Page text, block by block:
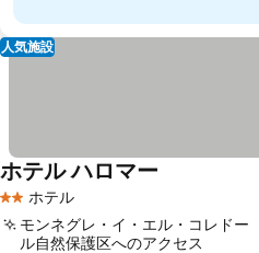
人気施設
2 ホテルのランク
ホテル
ホテル ハロマー
モンネグレ・イ・エル・コレドー
ル自然保護区へのアクセス